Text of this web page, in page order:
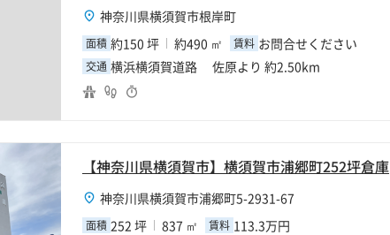
神奈川県横須賀市根岸町
面積 約150 坪 約490 ㎡ 賃料 お問合せください
交通 横浜横須賀道路 佐原より 約2.50km
【神奈川県横須賀市】横須賀市浦郷町252坪倉庫
神奈川県横須賀市浦郷町5-2931-67
面積 252 坪 837 ㎡ 賃料 113.3万円